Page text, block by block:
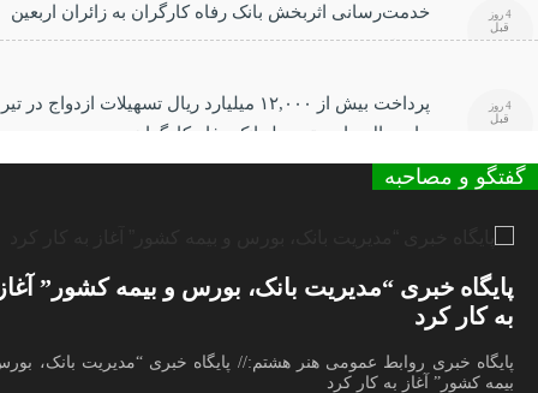
خدمت‌رسانی اثربخش بانک رفاه کارگران به زائران اربعین
حسینی
4 روز
قبل
پرداخت بیش از ۱۲,۰۰۰ میلیارد ریال تسهیلات ازدواج در تیر
ماه سال جاری توسط بانک رفاه کارگران
4 روز
قبل
گفتگو و مصاحبه
پایگاه خبری “مدیریت بانک، بورس و بیمه کشور”
به کار کرد
پایگاه خبری روابط عمومی هنر هشتم:// پایگاه خبری “مدیریت بانک،
بیمه کشور” آغاز به کار کرد